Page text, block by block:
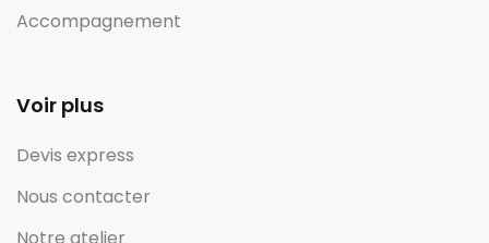
Accompagnement
Voir plus
Devis express
Nous contacter